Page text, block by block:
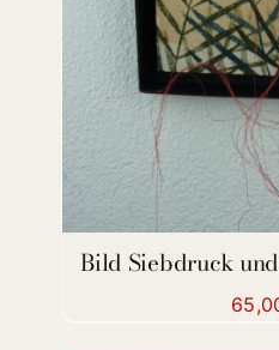
Bild Siebdruck